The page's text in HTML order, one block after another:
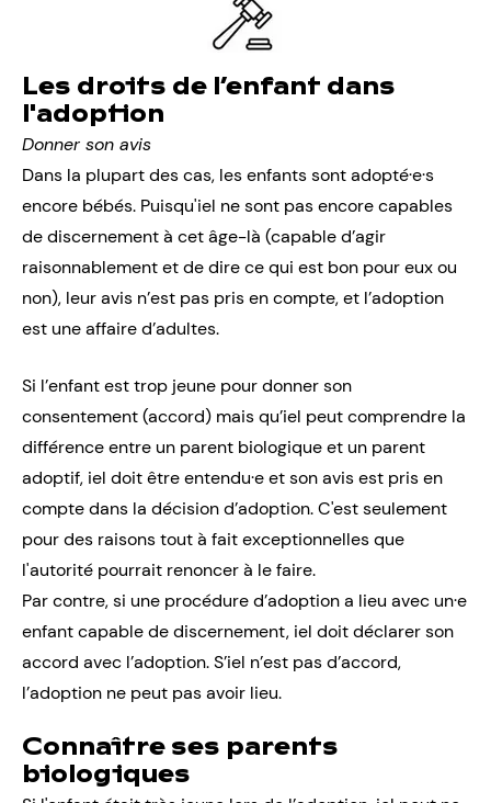
Les droits de l’enfant dans
l'adoption
Donner son avis
Dans la plupart des cas, les enfants sont adopté·e·s
encore bébés. Puisqu'iel ne sont pas encore capables
dediscernementà cet âge-là (capable d’agir
raisonnablement et de dire ce qui est bon pour eux ou
non), leur avis n’est pas pris en compte, et l’adoption
est une affaire d’adultes.
Si l’enfant est trop jeune pour donner son
consentement(accord) mais qu’iel peut comprendre la
différence entre un parent biologique et un parent
adoptif, iel doit être entendu·e et son avis est pris en
compte dans la décision d’adoption. C'est seulement
pour des raisons tout à fait exceptionnelles que
l'autorité pourrait renoncer à le faire.
Par contre, si une procédure d’adoption a lieu avec un·e
enfant capable de discernement, iel doit déclarer son
accord avec l’adoption. S’iel n’est pas d’accord,
l’adoption ne peut pas avoir lieu.
Connaître ses parents
biologiques